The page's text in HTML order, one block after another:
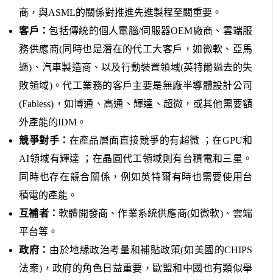
商，與ASML的關係對推進先進製程至關重要。
客戶：包括傳統的個人電腦/伺服器OEM廠商、雲端服
務供應商(同時也是潛在的代工大客戶，如微軟、亞馬
遜)、汽車製造商、以及行動裝置領域(英特爾過去的失
敗領域)。代工業務的客戶主要是無廠半導體設計公司
(Fabless)，如博通、高通、輝達、超微，或其他需要額
外產能的IDM。
競爭對手： 在產品層面直接競爭的有超微 ；在GPU和
AI領域有輝達 ；在晶圓代工領域則有台積電和三星。
同時也存在競合關係，例如英特爾有時也需要使用台
積電的產能。
互補者：軟體開發商、作業系統供應商(如微軟)、雲端
平台等。
政府： 由於地緣政治考量和補貼政策(如美國的CHIPS
法案)，政府的角色日益重要，歐盟和中國也有類似舉